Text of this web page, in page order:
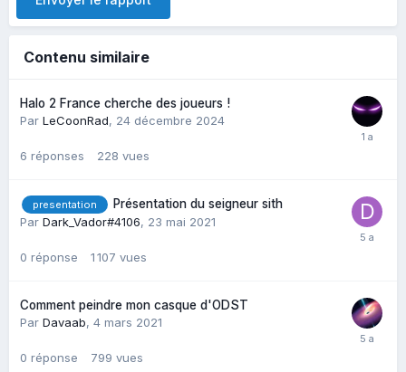
Contenu similaire
Halo 2 France cherche des joueurs !
Par LeCoonRad, 24 décembre 2024
6 réponses 228 vues
presentation
Présentation du seigneur sith
Par Dark_Vador#4106, 23 mai 2021
0 réponse 1 107 vues
Comment peindre mon casque d'ODST
Par Davaab, 4 mars 2021
0 réponse 799 vues